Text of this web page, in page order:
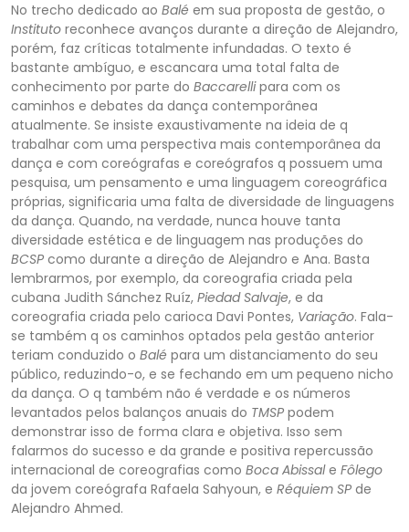
No trecho dedicado ao Balé em sua proposta de gestão, o
Instituto reconhece avanços durante a direção de Alejandro,
porém, faz críticas totalmente infundadas. O texto é
bastante ambíguo, e escancara uma total falta de
conhecimento por parte do Baccarellipara com os
caminhos e debates da dança contemporânea
atualmente. Se insiste exaustivamente na ideia de q
trabalhar com uma perspectiva mais contemporânea da
dança e com coreógrafas e coreógrafos q possuem uma
pesquisa, um pensamento e uma linguagem coreográfica
próprias, significaria uma falta de diversidade de linguagens
da dança. Quando, na verdade, nunca houve tanta
diversidade estética e de linguagem nas produções do
BCSP como durante a direção de Alejandro e Ana. Basta
lembrarmos, por exemplo, da coreografia criada pela
cubana Judith Sánchez Ruíz, Piedad Salvaje, e da
coreografia criada pelo carioca Davi Pontes, Variação. Fala-
se também q os caminhos optados pela gestão anterior
teriam conduzido o Balé para um distanciamento do seu
público, reduzindo-o, e se fechando em um pequeno nicho
da dança. O q também não é verdade e os números
levantados pelos balanços anuais do TMSP podem
demonstrar isso de forma clara e objetiva. Isso sem
falarmos do sucesso e da grande e positiva repercussão
internacional de coreografias como Boca Abissale Fôlego
da jovem coreógrafa Rafaela Sahyoun, e Réquiem SP de
Alejandro Ahmed.